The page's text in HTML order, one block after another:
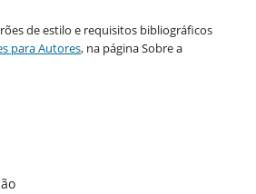
de estilo e requisitos bibliográficos
para Autores, na página Sobre a